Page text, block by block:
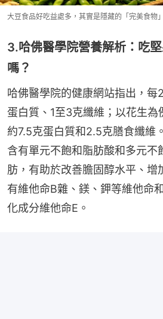
大豆食品好吃益處多，其實是隱藏的「完美食物
3.哈佛醫學院營養解析：吃
嗎？
哈佛醫學院的健康網站指出，
蛋白質、1至3克纖維；以花生
約7.5克蛋白質和2.5克膳食纖維
含有單元不飽和脂肪酸和多元不
肪，有助於改善膽固醇水平、增
有維他命B雜、鎂、鉀等維他命
化成分維他命E。